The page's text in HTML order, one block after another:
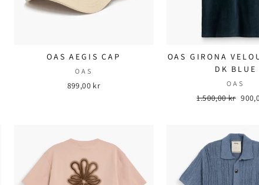
OAS AEGIS CAP
OAS
899,00 kr
OAS GIRONA
DK BLUE
OAS
Ordinær
1.500,00 kr